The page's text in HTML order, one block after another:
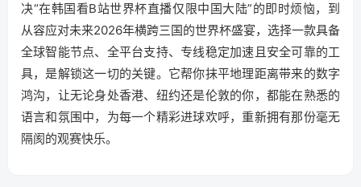
决“在韩国看B站世界杯直播仅限中国大陆”的即时烦恼，到
从容应对未来2026年横跨三国的世界杯盛宴，选择一款具备
全球智能节点、全平台支持、专线稳定加速且安全可靠的工
具，是解锁这一切的关键。它帮你抹平地理距离带来的数字
鸿沟，让无论身处香港、纽约还是伦敦的你，都能在熟悉的
语言和氛围中，为每一个精彩进球欢呼，重新拥有那份毫无
隔阂的观赛快乐。